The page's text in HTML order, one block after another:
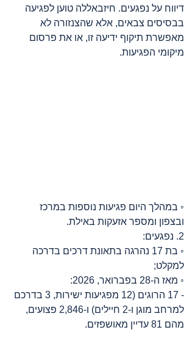
דיווח על נפגעים. חיזבאללה טוען לפגיעה
בבסיסים צבאים, אלא שהצנזורה לא
מאפשרת תיקוף ידיעה זו, או את פרסום
מיקומי הפגיעות.
◦ במהלך היום פגיעות נוספות במרכז
ובצפון ומספר אזעקות באילת.
2. נפגעים:
◦ בת 17 נהרגה בתאונת דרכים בדרכה
למקלט;
◦ מאז ה-28 בפברואר, 2026:
- 17 הרוגים (12 מפגיעות ישירות, 3 בדרכם
למרחב מוגן ו-2 חיילים) ו-2,846 פצועים,
מהם 81 עדיין מאושפזים.